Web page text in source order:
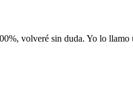
volveré sin duda. Yo lo llamo